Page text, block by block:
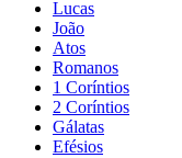
Lucas
João
Atos
Romanos
1 Coríntios
2 Coríntios
Gálatas
Efésios